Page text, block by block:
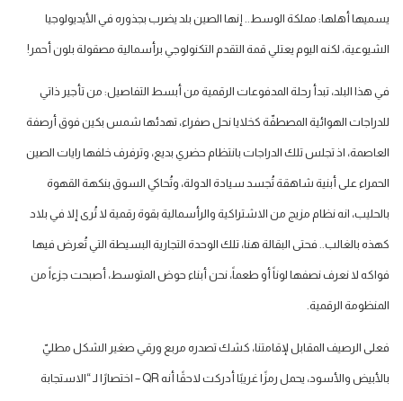
يسميها أهلها: مملكة الوسط.. إنها الصين بلد يضرب بجذوره في الأيديولوجيا
الشيوعية، لكنه اليوم يعتلي قمة التقدم التكنولوجي برأسمالية مصقولة بلون أحمر!
في هذا البلد، تبدأ رحلة المدفوعات الرقمية من أبسط التفاصيل: من تأجير ذاتي
للدراجات الهوائية المصطفّة كخلايا نحل صفراء، تهدئها شمس بكين فوق أرصفة
العاصمة، اذ تجلس تلك الدراجات بانتظام حضري بديع، وترفرف خلفها رايات الصين
الحمراء على أبنية شاهقة تُجسد سيادة الدولة، وتُحاكي السوق بنكهة القهوة
بالحليب، انه نظام مزيج من الاشتراكية والرأسمالية بقوة رقمية لا تُرى إلا في بلاد
كهذه بالغالب.. فحتى البقالة هنا، تلك الوحدة التجارية البسيطة التي تُعرض فيها
فواكه لا نعرف نصفها لوناً أو طعماً، نحن أبناء حوض المتوسط، أصبحت جزءاً من
المنظومة الرقمية.
فعلى الرصيف المقابل لإقامتنا، كشك تصدره مربع ورقي صغير الشكل مطليّ
بالأبيض والأسود، يحمل رمزًا غريبًا أدركت لاحقًا أنه QR – اختصارًا لـ “الاستجابة